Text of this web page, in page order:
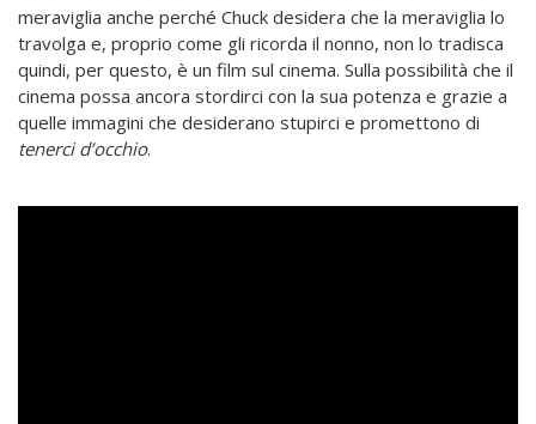
meraviglia anche perché Chuck desidera che la meraviglia lo
travolga e, proprio come gli ricorda il nonno, non lo tradisca
quindi, per questo, è un film sul cinema. Sulla possibilità che il
cinema possa ancora stordirci con la sua potenza e grazie a
quelle immagini che desiderano stupirci e promettono di
tenerci d’occhio.